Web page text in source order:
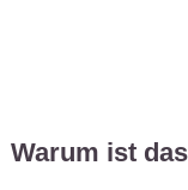
Warum ist